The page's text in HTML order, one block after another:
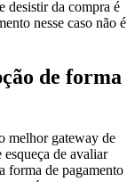
desistir da compra é
nesse caso não é
de forma
melhor gateway de
de avaliar
forma de pagamento